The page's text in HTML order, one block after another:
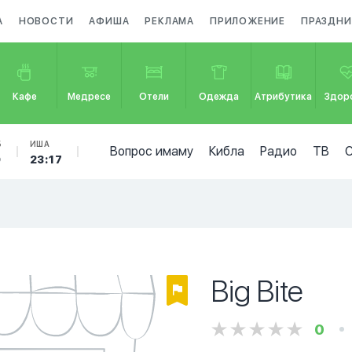
НОВОСТИ АФИША РЕКЛАМА ПРИЛОЖЕНИЕ
Кафе Медресе Отели Одежда Атрибутика
ИША
23:17
Вопрос имаму Кибла Радио ТВ
Big Bite
0